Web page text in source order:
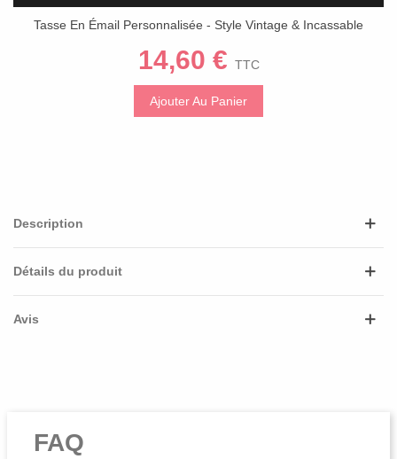
Tasse En Émail Personnalisée - Style Vintage & Incassable
14,60 € TTC
Ajouter Au Panier
Description
Détails du produit
Avis
FAQ